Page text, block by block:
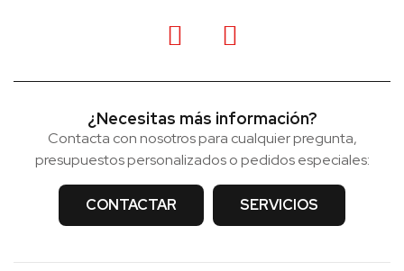
¿Necesitas más información?
Contacta con nosotros para cualquier pregunta,
presupuestos personalizados o pedidos especiales:
CONTACTAR SERVICIOS